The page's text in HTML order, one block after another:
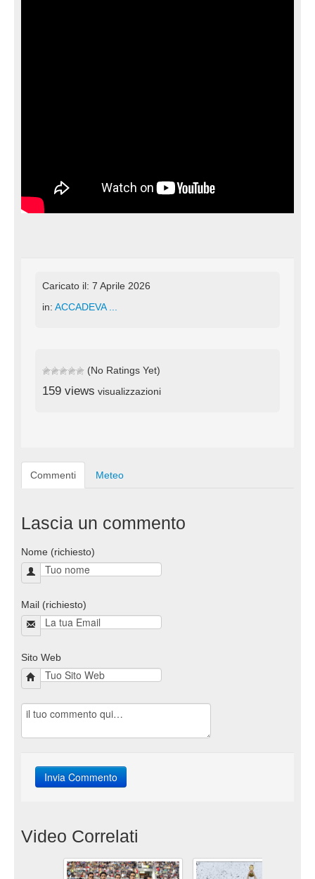
Caricato il: 7 Aprile 2026
in: ACCADEVA ...
(No Ratings Yet)
159 views visualizzazioni
Commenti Meteo
Lascia un commento
Nome (richiesto)
Mail (richiesto)
Sito Web
Video Correlati